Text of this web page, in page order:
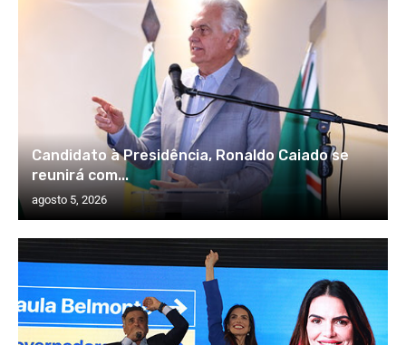
Candidato à Presidência, Ronaldo Caiado se
reunirá com...
agosto 5, 2026